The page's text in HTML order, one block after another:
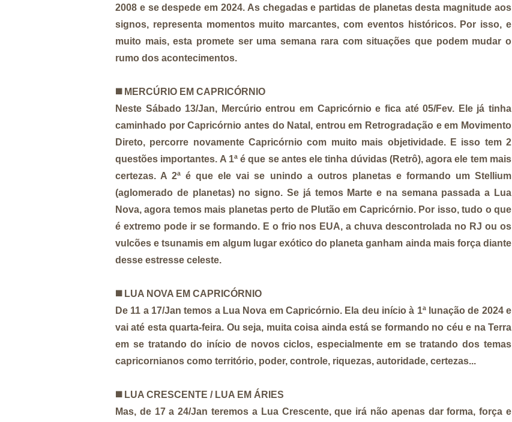
2008 e se despede em 2024. As chegadas e partidas de planetas desta magnitude aos
signos, representa momentos muito marcantes, com eventos históricos. Por isso, e
muito mais, esta promete ser uma semana rara com situações que podem mudar o
rumo dos acontecimentos.
◼️ MERCÚRIO EM CAPRICÓRNIO
Neste Sábado 13/Jan, Mercúrio entrou em Capricórnio e fica até 05/Fev. Ele já tinha
caminhado por Capricórnio antes do Natal, entrou em Retrogradação e em Movimento
Direto, percorre novamente Capricórnio com muito mais objetividade. E isso tem 2
questões importantes. A 1ª é que se antes ele tinha dúvidas (Retrô), agora ele tem mais
certezas. A 2ª é que ele vai se unindo a outros planetas e formando um Stellium
(aglomerado de planetas) no signo. Se já temos Marte e na semana passada a Lua
Nova, agora temos mais planetas perto de Plutão em Capricórnio. Por isso, tudo o que
é extremo pode ir se formando. E o frio nos EUA, a chuva descontrolada no RJ ou os
vulcões e tsunamis em algum lugar exótico do planeta ganham ainda mais força diante
desse estresse celeste.
◼️ LUA NOVA EM CAPRICÓRNIO
De 11 a 17/Jan temos a Lua Nova em Capricórnio. Ela deu início à 1ª lunação de 2024 e
vai até esta quarta-feira. Ou seja, muita coisa ainda está se formando no céu e na Terra
em se tratando do início de novos ciclos, especialmente em se tratando dos temas
capricornianos como território, poder, controle, riquezas, autoridade, certezas...
◼️ LUA CRESCENTE / LUA EM ÁRIES
Mas, de 17 a 24/Jan teremos a Lua Crescente, que irá não apenas dar forma, força e